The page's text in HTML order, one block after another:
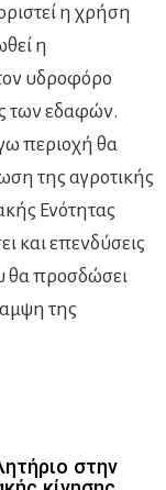
η χρήση
η
υδροφόρο
των εδαφών.
περιοχή θα
της αγροτικής
Ενότητας
και επενδύσεις
θα προσδώσει
της
στην